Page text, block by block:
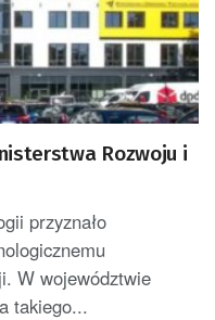
Rozwoju i
przyznało
W województwie
takiego...